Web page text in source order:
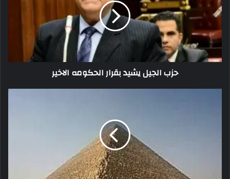
حزب الجيل يشيد بقرار الحكومه الاخير